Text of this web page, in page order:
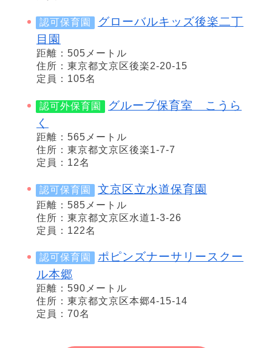
認可保育園
グローバルキッズ後楽二丁
目園
距離：505メートル
住所：東京都文京区後楽2-20-15
定員：105名
認可外保育園
グループ保育室 こうら
く
距離：565メートル
住所：東京都文京区後楽1-7-7
定員：12名
認可保育園 文京区立水道保育園
距離：585メートル
住所：東京都文京区水道1-3-26
定員：122名
認可保育園
ポピンズナーサリースクー
ル本郷
距離：590メートル
住所：東京都文京区本郷4-15-14
定員：70名